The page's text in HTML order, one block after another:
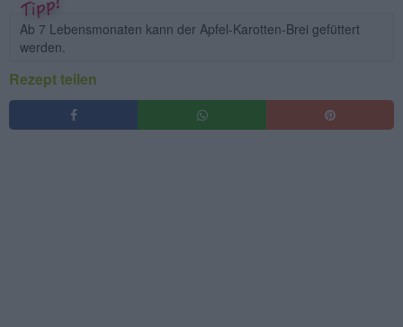
Ab 7 Lebensmonaten kann der Apfel-Karotten-Brei gefüttert
werden.
Rezept teilen